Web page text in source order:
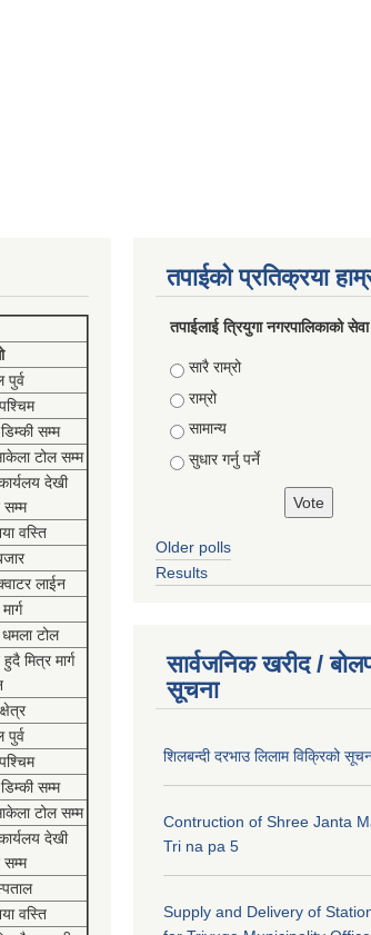
सम्म
टोल सम्म
देखी
सम्म
वस्ति
लाईन
टोल
मित्र मार्ग
सम्म
टोल सम्म
देखी
सम्म
वस्ति
तपाईको प्रतिक्रया
तपाईलाई त्रियुगा नगरपालिकाको
Choices
सारै राम्रो
राम्रो
सामान्य
सुधार गर्नु पर्ने
Older polls
Results
सार्वजनिक खरीद /
सूचना
शिलबन्दी दरभाउ लिलाम विक्रिको
Contruction of Shree Janta
Tri na pa 5
Supply and Delivery of